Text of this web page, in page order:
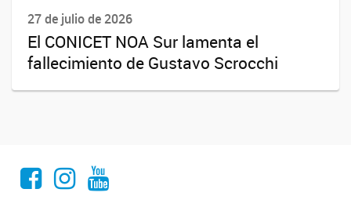
27 de julio de 2026
El CONICET NOA Sur lamenta el
fallecimiento de Gustavo Scrocchi
Facebook
Instagram
Youtube